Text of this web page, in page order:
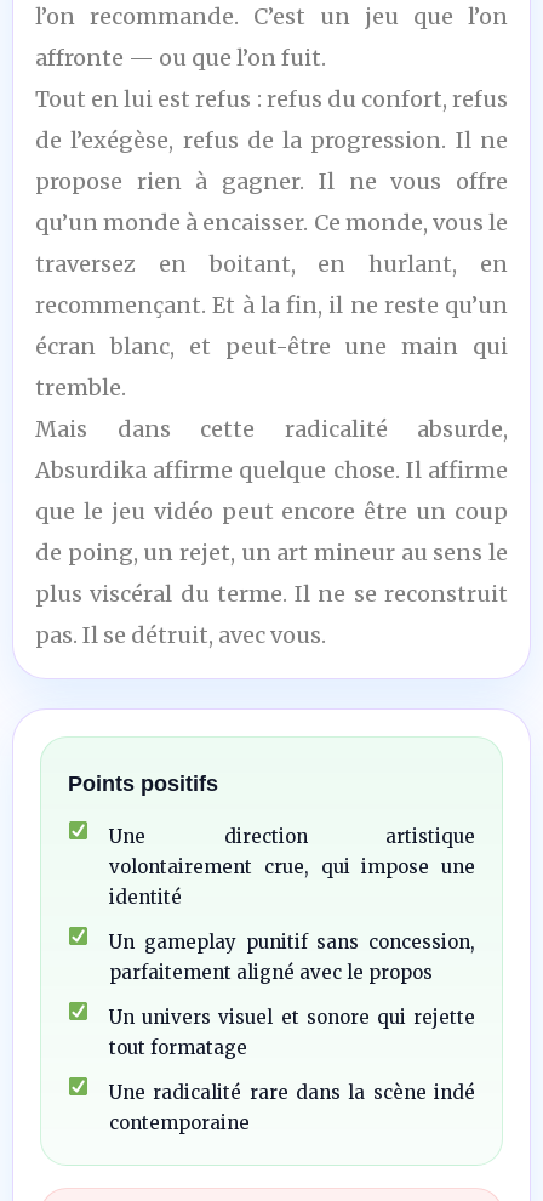
l’on recommande. C’est un jeu que l’on
affronte — ou que l’on fuit.
Tout en lui est refus : refus du confort, refus
de l’exégèse, refus de la progression. Il ne
propose rien à gagner. Il ne vous offre
qu’un monde à encaisser. Ce monde, vous le
traversez en boitant, en hurlant, en
recommençant. Et à la fin, il ne reste qu’un
écran blanc, et peut-être une main qui
tremble.
Mais dans cette radicalité absurde,
Absurdika affirme quelque chose. Il affirme
que le jeu vidéo peut encore être un coup
de poing, un rejet, un art mineur au sens le
plus viscéral du terme. Il ne se reconstruit
pas. Il se détruit, avec vous.
Points positifs
Une direction artistique
volontairement crue, qui impose une
identité
Un gameplay punitif sans concession,
parfaitement aligné avec le propos
Un univers visuel et sonore qui rejette
tout formatage
Une radicalité rare dans la scène indé
contemporaine